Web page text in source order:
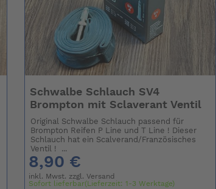
Schwalbe Schlauch SV4
Brompton mit Sclaverant Ventil
Original Schwalbe Schlauch passend für
Brompton Reifen P Line und T Line ! Dieser
Schlauch hat ein Scalverand/Französisches
Ventil ! ...
8,90 €
inkl. Mwst. zzgl.Versand
Sofort lieferbar(Lieferzeit: 1-3 Werktage)